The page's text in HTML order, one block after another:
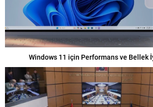
Windows 11 için Performans ve Bellek